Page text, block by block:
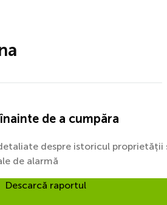
de a cumpăra
despre istoricul proprietății
de alarmă
Descarcă raportul